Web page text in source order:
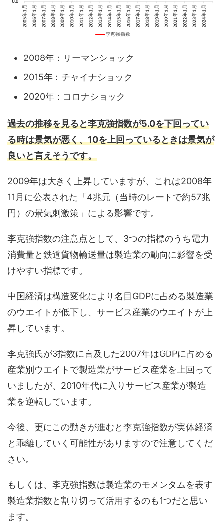
2008年：リーマンショック
2015年：チャイナショック
2020年：コロナショック
過去の推移を見ると李克強指数が5.0を下回ってい
る時は景気が悪く、10を上回っているときは景気が
良いと言えそうです。
2009年は大きく上昇していますが、これは2008年
11月に公表された「4兆元（当時のレートで約57兆
円）の景気刺激策」による影響です。
李克強指数の注意点として、3つの指標のうち電力
消費量と鉄道貨物輸送量は製造業の動向に影響を受
けやすい指標です。
中国経済は構造変化により名目GDPに占める製造業
のウエイトが低下し、サービス産業のウエイトが上
昇しています。
李克強氏が3指数に言及した2007年はGDPに占める
産業別ウエイトで製造業がサービス産業を上回って
いましたが、2010年代に入りサービス産業が製造
業を逆転しています。
今後、更にこの動きが進むと李克強指数が実体経済
と乖離していく可能性がありますので注意してくだ
さい。
もしくは、李克強指数は製造業のモメンタムを表す
製造業指数と割り切って活用するのも1つだと思い
ます。